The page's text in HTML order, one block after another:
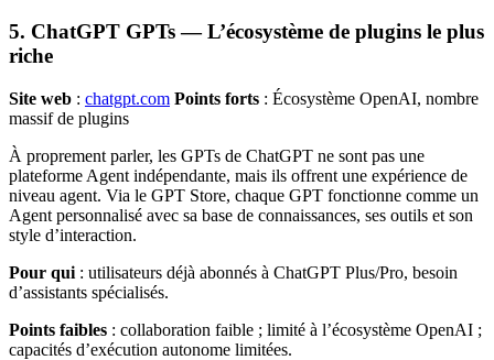
5. ChatGPT GPTs — L’écosystème de plugins le plus
riche
Site web : chatgpt.com Points forts : Écosystème OpenAI, nombre
massif de plugins
À proprement parler, les GPTs de ChatGPT ne sont pas une
plateforme Agent indépendante, mais ils offrent une expérience de
niveau agent. Via le GPT Store, chaque GPT fonctionne comme un
Agent personnalisé avec sa base de connaissances, ses outils et son
style d’interaction.
Pour qui : utilisateurs déjà abonnés à ChatGPT Plus/Pro, besoin
d’assistants spécialisés.
Points faibles : collaboration faible ; limité à l’écosystème OpenAI ;
capacités d’exécution autonome limitées.